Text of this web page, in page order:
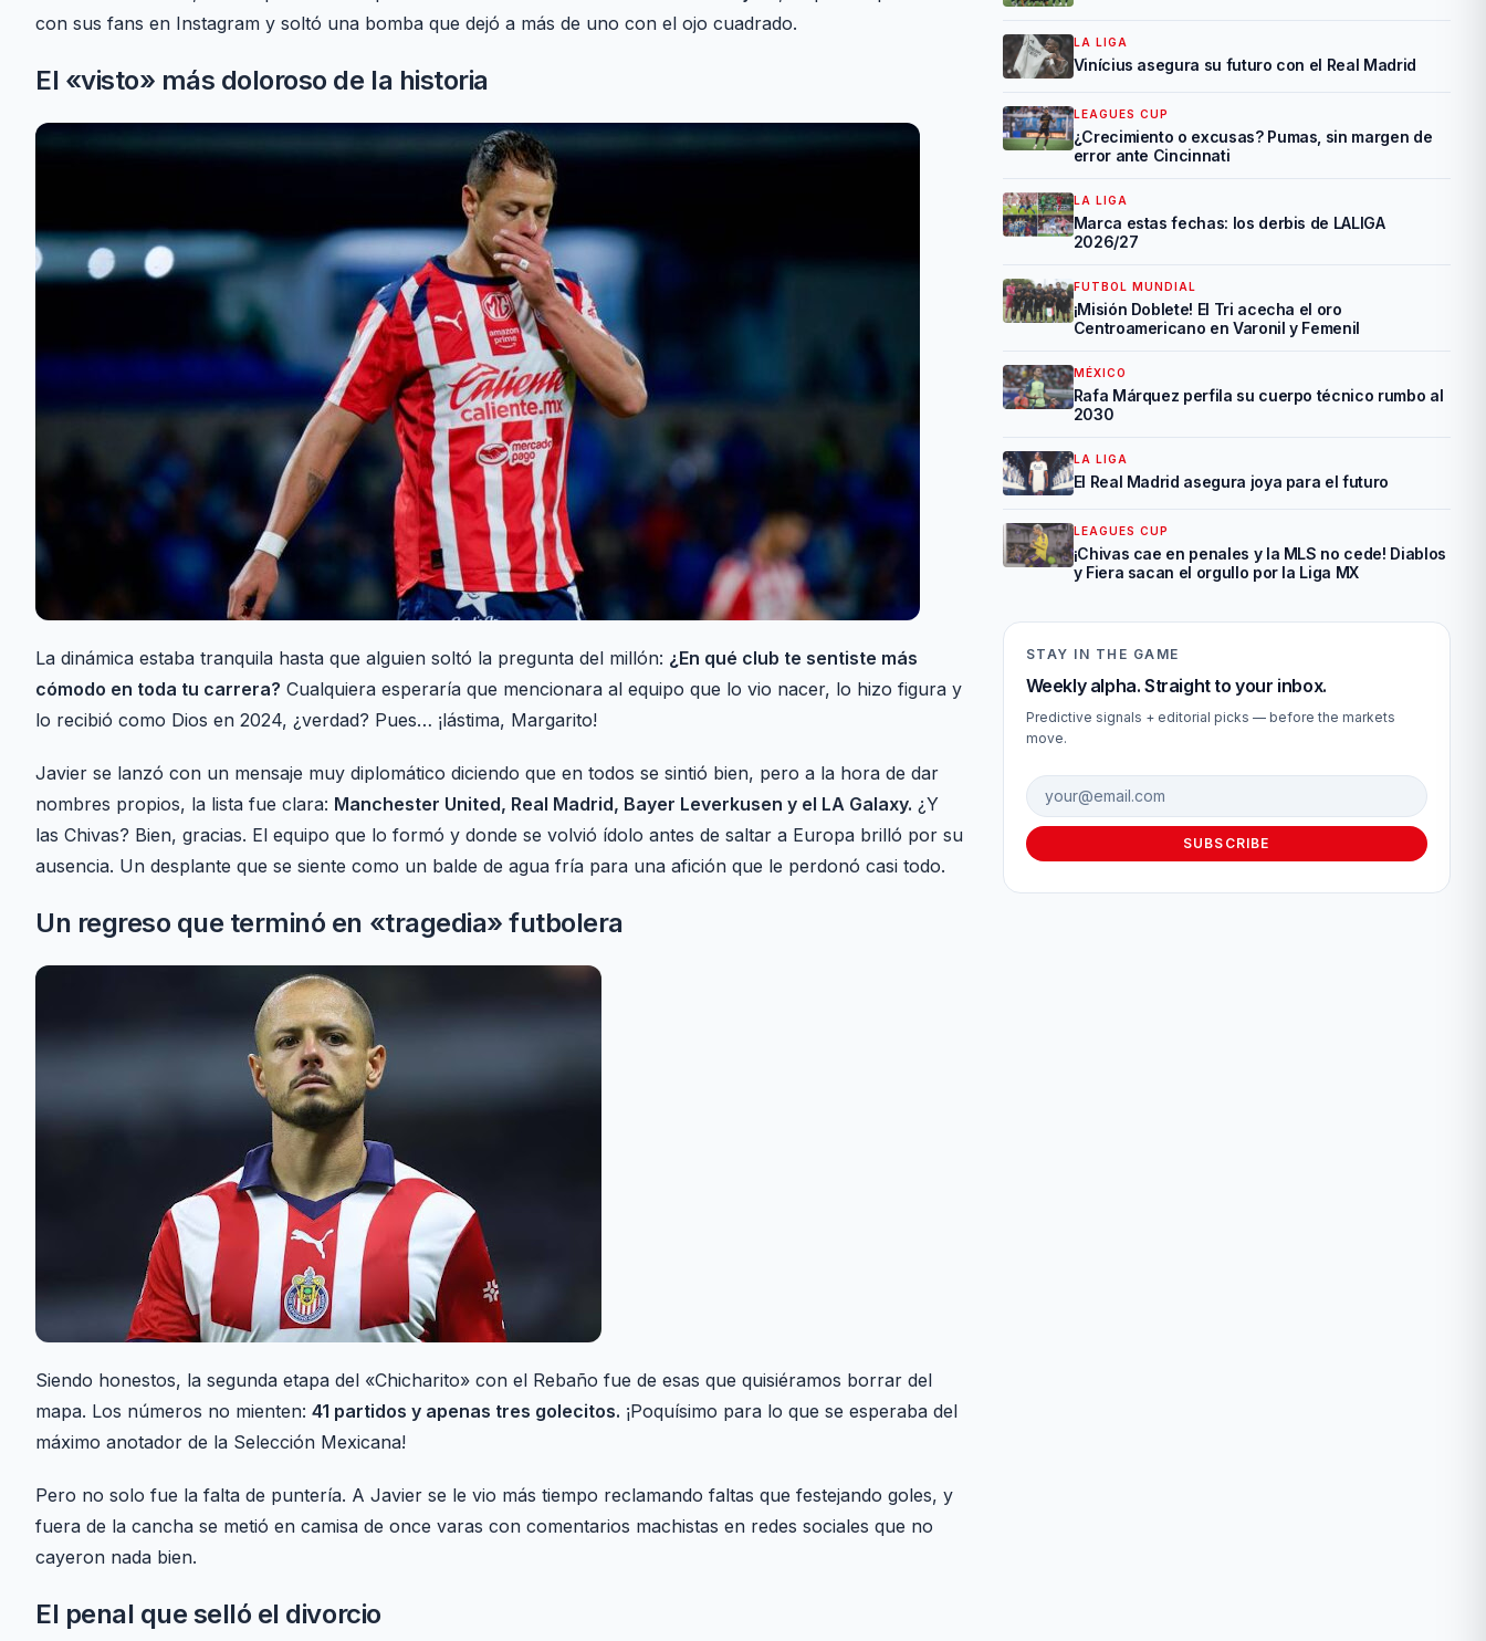
con sus fans en Instagram y soltó una bomba que dejó a más de uno con el ojo cuadrado.
El «visto» más doloroso de la historia
La dinámica estaba tranquila hasta que alguien soltó la pregunta del millón: ¿En qué club te sentiste más
cómodo en toda tu carrera? Cualquiera esperaría que mencionara al equipo que lo vio nacer, lo hizo figura y
lo recibió como Dios en 2024, ¿verdad? Pues… ¡lástima, Margarito!
Javier se lanzó con un mensaje muy diplomático diciendo que en todos se sintió bien, pero a la hora de dar
nombres propios, la lista fue clara: Manchester United, Real Madrid, Bayer Leverkusen y el LA Galaxy. ¿Y
las Chivas? Bien, gracias. El equipo que lo formó y donde se volvió ídolo antes de saltar a Europa brilló por su
ausencia. Un desplante que se siente como un balde de agua fría para una afición que le perdonó casi todo.
Un regreso que terminó en «tragedia» futbolera
Siendo honestos, la segunda etapa del «Chicharito» con el Rebaño fue de esas que quisiéramos borrar del
mapa. Los números no mienten: 41 partidos y apenas tres golecitos. ¡Poquísimo para lo que se esperaba del
máximo anotador de la Selección Mexicana!
Pero no solo fue la falta de puntería. A Javier se le vio más tiempo reclamando faltas que festejando goles, y
fuera de la cancha se metió en camisa de once varas con comentarios machistas en redes sociales que no
cayeron nada bien.
El penal que selló el divorcio
LA LIGA
Vinícius asegura su futuro con el Real Madrid
LEAGUES CUP
¿Crecimiento o excusas? Pumas, sin margen de
error ante Cincinnati
LA LIGA
Marca estas fechas: los derbis de LALIGA
2026/27
FUTBOL MUNDIAL
¡Misión Doblete! El Tri acecha el oro
Centroamericano en Varonil y Femenil
MÉXICO
Rafa Márquez perfila su cuerpo técnico rumbo al
2030
LA LIGA
El Real Madrid asegura joya para el futuro
LEAGUES CUP
¡Chivas cae en penales y la MLS no cede! Diablos
y Fiera sacan el orgullo por la Liga MX
STAY IN THE GAME
Weekly alpha. Straight to your inbox.
Predictive signals + editorial picks — before the markets
move.
Email address
SUBSCRIBE